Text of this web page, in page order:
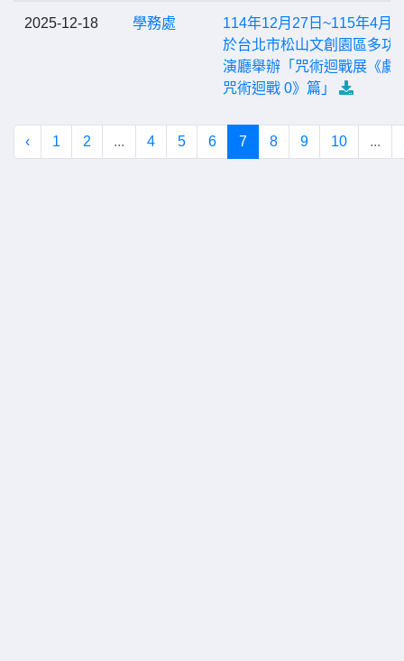
2025-12-18 學務處
114年12月27日~115年4月6
於台北市松山文創園區多功
演廳舉辦「咒術迴戰展《劇
咒術迴戰 0》篇」
‹ 1 2 ... 4 5 6 7 8 9 10 ...